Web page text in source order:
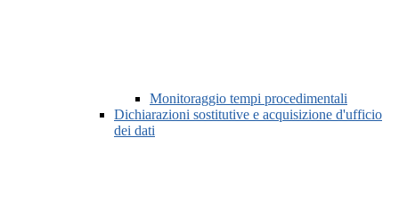
Monitoraggio tempi procedimentali
Dichiarazioni sostitutive e acquisizione d'ufficio
dei dati